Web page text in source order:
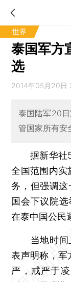
世界
泰国军方
选
2014年05月20日
泰国陆军20
管国家所有安
据新华社5
全国范围内实
务，但强调这
国会下议院
在泰中国公民
当地时间
表声明称，军
严，戒严于